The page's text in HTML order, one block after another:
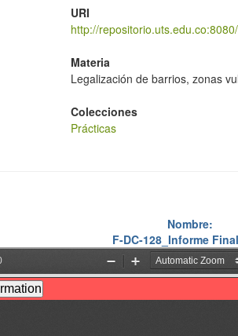
URI
http://
Materia
Legalización de barrios, zonas
Colecciones
Prácticas
Nombre:
F-DC-128_Informe